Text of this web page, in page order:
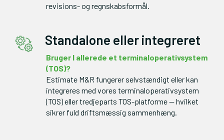
revisions- og regnskabsformål.
Standalone eller integreret
Bruger I allerede et terminaloperativsystem
Estimate M&R fungerer selvstændigt eller kan
integreres med vores terminaloperativsystem
(TOS) eller tredjeparts TOS-platforme — hvilket
sikrer fuld driftsmæssig sammenhæng.